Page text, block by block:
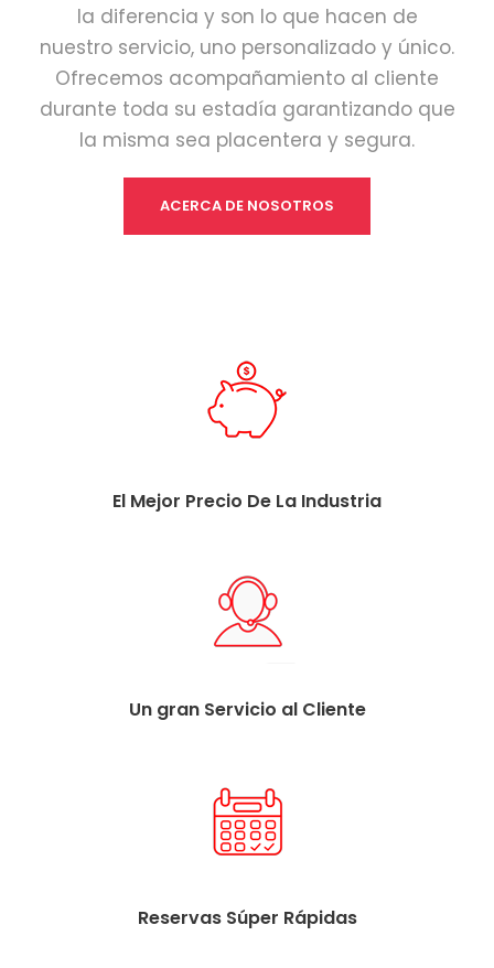
la diferencia y son lo que hacen de
nuestro servicio, uno personalizado y único.
Ofrecemos acompañamiento al cliente
durante toda su estadía garantizando que
la misma sea placentera y segura.
ACERCA DE NOSOTROS
El Mejor Precio De La Industria
Un gran Servicio al Cliente
Reservas Súper Rápidas